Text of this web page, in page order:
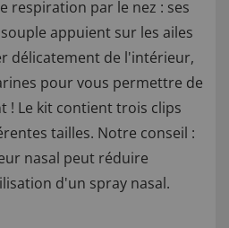
respiration par le nez : ses
appuient sur les ailes
délicatement de l'intérieur,
pour vous permettre de
! Le kit contient trois clips
tailles. Notre conseil :
nasal peut réduire
d'un spray nasal.